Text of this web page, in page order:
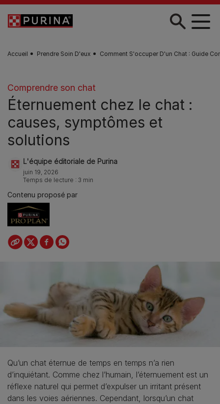
Skip to main content
Accueil Prendre Soin D'eux Comment S'occuper D'un Chat : Guide
Comprendre son chat
Éternuement chez le chat :
causes, symptômes et
solutions
L'équipe éditoriale de Purina
juin 19, 2026
Temps de lecture : 3 min
Contenu proposé par
Qu’un chat éternue de temps en temps n’a rien
d’inquiétant. Comme chez l’humain, l’éternuement est un
réflexe naturel qui permet d’expulser un irritant présent
dans les voies aériennes. Cependant, lorsqu’un chat